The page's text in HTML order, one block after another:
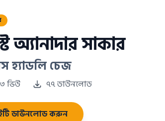
অ্যানাদার সাকার
হ্যাডলি চেজ
ভিউ ৭৭ ডাউনলোড
ডাউনলোড করুন